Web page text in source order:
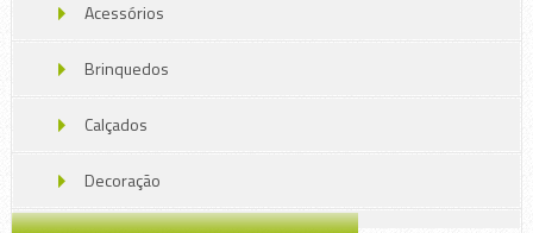
Acessórios
Brinquedos
Calçados
Decoração